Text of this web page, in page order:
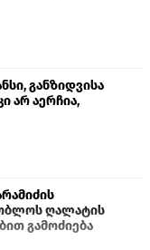
განზიდვისა
არ აერჩია,
ღალატის
გამოძიება